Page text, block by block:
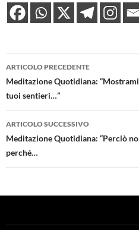
Navigazione
articolo
ARTICOLO PRECEDENTE
Meditazione Quotidiana:
tuoi sentieri…”
ARTICOLO SUCCESSIVO
Meditazione Quotidiana: “Perciò
perché…